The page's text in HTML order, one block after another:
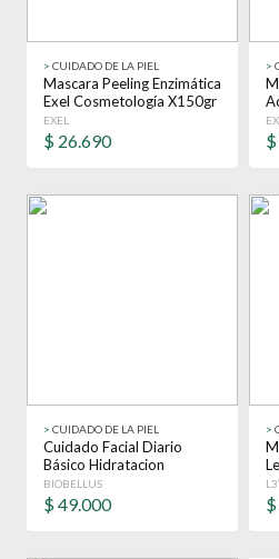
> CUIDADO DE LA PIEL
Mascara Peeling Enzimática
Exel Cosmetología X150gr
Todo Tipo De Piel
EXEL
$ 26.690
>
$
> CUIDADO DE LA PIEL
Cuidado Facial Diario
Básico Hidratacion
Biobellus
BIOBELLUS
$49.000
>
$